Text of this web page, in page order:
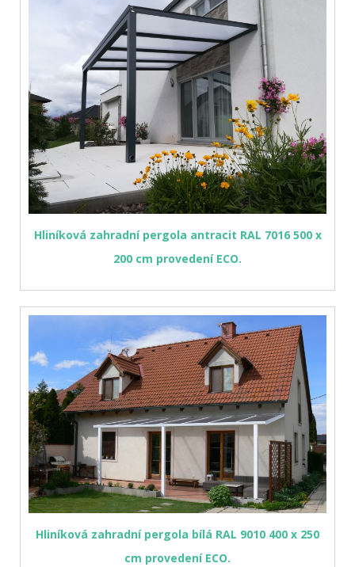
Hliníková zahradní pergola antracit RAL 7016 500 x
200 cm provedení ECO.
Hliníková zahradní pergola bílá RAL 9010 400 x 250
cm provedení ECO.